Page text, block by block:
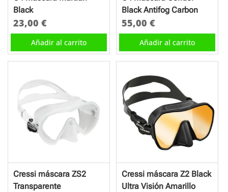
de
producto
la
página
de
producto
Black
23,00 €
Añadir al carrito
Black Antifog Carbon
55,00€
Añadir al carrito
Cressi máscara ZS2
Transparente
Cressi máscara Z2 Black
Ultra Visión Amarillo